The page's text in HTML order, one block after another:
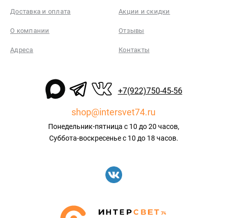
Доставка и оплата Акции и скидки
О компании Отзывы
Адреса Контакты
+7(922)750-45-56
shop@intersvet74.ru
Понедельник-пятница с 10 до 20 часов,
Суббота-воскресенье с 10 до 18 часов.